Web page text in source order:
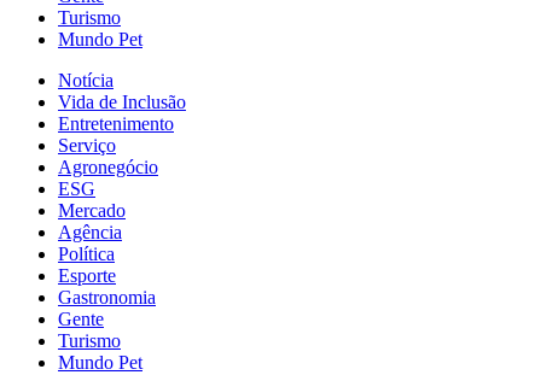
Turismo
Mundo Pet
Notícia
Vida de Inclusão
Entretenimento
Serviço
Agronegócio
ESG
Mercado
Agência
Política
Esporte
Gastronomia
Gente
Turismo
Mundo Pet